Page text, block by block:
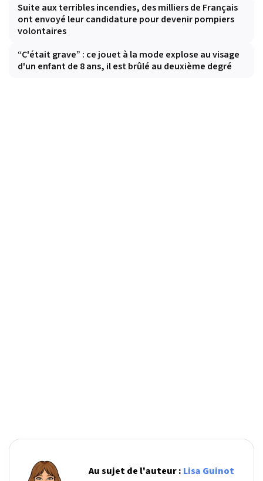
Suite aux terribles incendies, des milliers de Français
ont envoyé leur candidature pour devenir pompiers
volontaires
“C'était grave” : ce jouet à la mode explose au visage
d'un enfant de 8 ans, il est brûlé au deuxième degré
Au sujet de l'auteur : Lisa Guinot